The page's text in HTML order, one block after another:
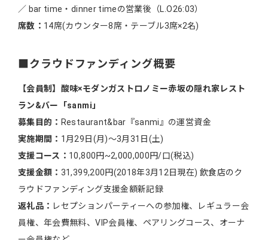
／ bar time・dinner timeの営業後（L.O26:03）
席数： 14席(カウンター8席・テーブル3席×2名)
■クラウドファンディング概要
【会員制】酸味×モダンガストロノミー赤坂の隠れ家レスト
ラン&バー「sanmi」
募集目的： Restaurant&bar『sanmi』の運営資金
実施期間： 1月29日(月)〜3月31日(土)
支援コース： 10,800円~2,000,000円/口(税込)
支援金額： 31,399,200円(2018年3月12日現在) 飲食店のク
ラウドファンディング支援金額新記録
返礼品： レセプションパーティーへの参加権、レギュラー会
員権、年会費無料、VIP会員権、ペアリングコース、オーナ